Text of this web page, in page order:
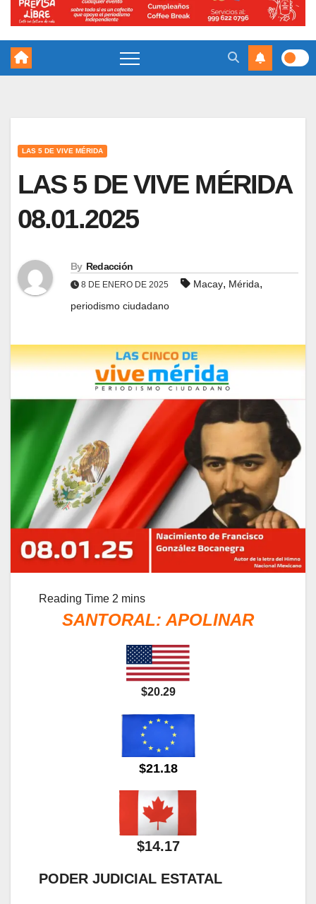
LAS 5 DE VIVE MÉRIDA
LAS 5 DE VIVE MÉRIDA
08.01.2025
By Redacción
8 DE ENERO DE 2025 Macay, Mérida,
periodismo ciudadano
SANTORAL: APOLINAR
$20.29
$21.18
$14.17
PODER JUDICIAL ESTATAL